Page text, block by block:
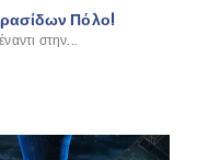
Πόλο!
στην...